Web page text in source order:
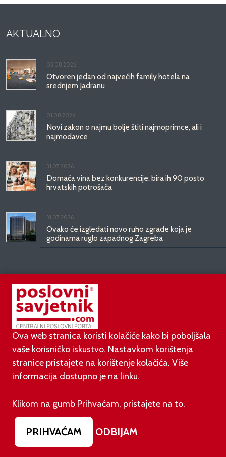
AKTUALNO
03.08.2026.
Otvoren jedan od najvećih family hotela na
srednjem Jadranu
01.08.2026.
Novi zakon o najmu bolje štiti najmoprimce, ali i
najmodavce
31.07.2026.
Domaća vina bez konkurencije: bira ih 90 posto
hrvatskih potrošača
31.07.2026.
Ovako će izgledati novo ruho zgrade koja je
godinama ruglo zapadnog Zagreba
PODUZETNIŠTVO
01.08.2026.
adidas i Hrvatski nogometni savez objavili
višegodišnje partnerstvo
30.07.2026.
UGP najavio prosvjed protiv novih nameta i načina
Mlinar investira 12 milijuna eura u osječku tvornicu
bureka
Ova web stranica koristi kolačiće kako bi poboljšala
vaše korisničko iskustvo. Nastavkom korištenja
stranice pristajete na korištenje kolačića. Više
informacija dostupno je na linku.
Klikom na gumb Prihvaćam, pristajete na to.
PRIHVAĆAM ODBIJAM